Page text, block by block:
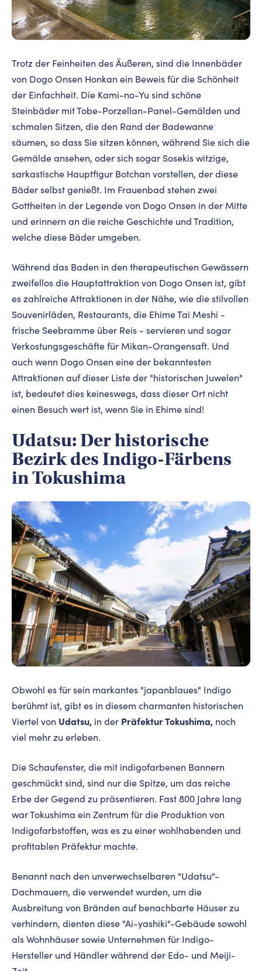
Trotz der Feinheiten des Äußeren, sind die Innenbäder
von Dogo Onsen Honkan ein Beweis für die Schönheit
der Einfachheit. Die Kami-no-Yu sind schöne
Steinbäder mit Tobe-Porzellan-Panel-Gemälden und
schmalen Sitzen, die den Rand der Badewanne
säumen, so dass Sie sitzen können, während Sie sich die
Gemälde ansehen, oder sich sogar Sosekis witzige,
sarkastische Hauptfigur Botchan vorstellen, der diese
Bäder selbst genießt. Im Frauenbad stehen zwei
Gottheiten in der Legende von Dogo Onsen in der Mitte
und erinnern an die reiche Geschichte und Tradition,
welche diese Bäder umgeben.
Während das Baden in den therapeutischen Gewässern
zweifellos die Hauptattraktion von Dogo Onsen ist, gibt
es zahlreiche Attraktionen in der Nähe, wie die stilvollen
Souvenirläden, Restaurants, die Ehime Tai Meshi -
frische Seebramme über Reis - servieren und sogar
Verkostungsgeschäfte für Mikan-Orangensaft. Und
auch wenn Dogo Onsen eine der bekanntesten
Attraktionen auf dieser Liste der "historischen Juwelen"
ist, bedeutet dies keineswegs, dass dieser Ort nicht
einen Besuch wert ist, wenn Sie in Ehime sind!
Udatsu: Der historische
Bezirk des Indigo-Färbens
in Tokushima
Obwohl es für sein markantes "japanblaues" Indigo
berühmt ist, gibt es in diesem charmanten historischen
Viertel von Udatsu, in der Präfektur Tokushima, noch
viel mehr zu erleben.
Die Schaufenster, die mit indigofarbenen Bannern
geschmückt sind, sind nur die Spitze, um das reiche
Erbe der Gegend zu präsentieren. Fast 800 Jahre lang
war Tokushima ein Zentrum für die Produktion von
Indigofarbstoffen, was es zu einer wohlhabenden und
profitablen Präfektur machte.
Benannt nach den unverwechselbaren "Udatsu"-
Dachmauern, die verwendet wurden, um die
Ausbreitung von Bränden auf benachbarte Häuser zu
verhindern, dienten diese "Ai-yashiki"-Gebäude sowohl
als Wohnhäuser sowie Unternehmen für Indigo-
Hersteller und Händler während der Edo- und Meiji-